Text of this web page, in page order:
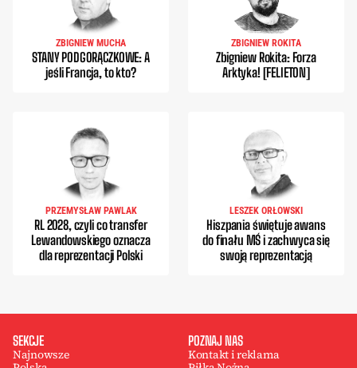
ZBIGNIEW MUCHA
STANY PODGORĄCZKOWE: A
jeśli Francja, to kto?
ZBIGNIEW ROKITA
Zbigniew Rokita: Forza
Arktyka! [FELIETON]
PRZEMYSŁAW PAWLAK
RL 2028, czyli co transfer
Lewandowskiego oznacza
dla reprezentacji Polski
LESZEK ORŁOWSKI
Hiszpania świętuje awans
do finału MŚ i zachwyca się
swoją reprezentacją
SEKCJE
Najnowsze
POZNAJ NAS
Kontakt i reklama